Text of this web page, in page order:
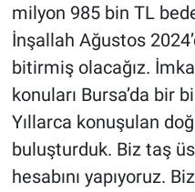
milyon 985 bin TL
İnşallah Ağustos
bitirmiş olacağız.
konuları Bursa’da bir
Yıllarca konuşulan
buluşturduk. Biz taş
hesabını yapıyoruz.